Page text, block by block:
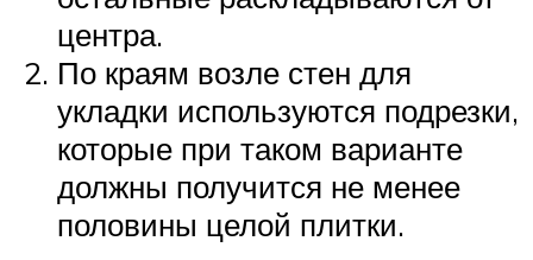
центра.
По краям возле стен для
укладки используются подрезки,
которые при таком варианте
должны получится не менее
половины целой плитки.